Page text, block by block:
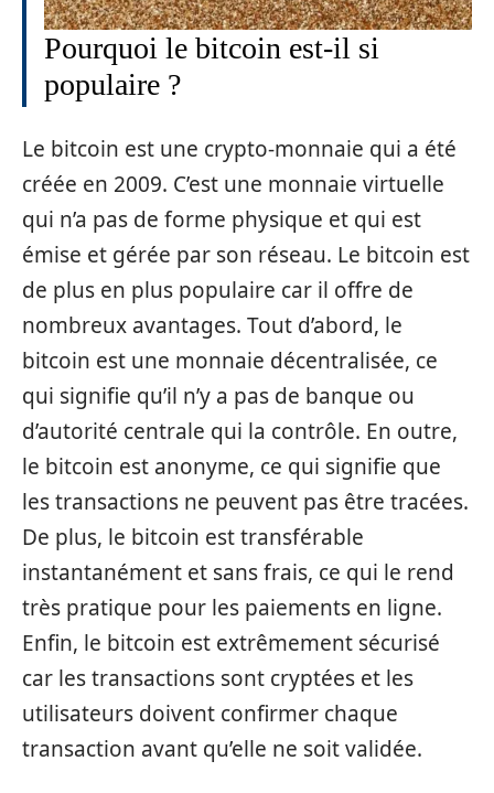
Pourquoi le bitcoin est-il si
populaire ?
Le bitcoin est une crypto-monnaie qui a été
créée en 2009. C’est une monnaie virtuelle
qui n’a pas de forme physique et qui est
émise et gérée par son réseau. Le bitcoin est
de plus en plus populaire car il offre de
nombreux avantages. Tout d’abord, le
bitcoin est une monnaie décentralisée, ce
qui signifie qu’il n’y a pas de banque ou
d’autorité centrale qui la contrôle. En outre,
le bitcoin est anonyme, ce qui signifie que
les transactions ne peuvent pas être tracées.
De plus, le bitcoin est transférable
instantanément et sans frais, ce qui le rend
très pratique pour les paiements en ligne.
Enfin, le bitcoin est extrêmement sécurisé
car les transactions sont cryptées et les
utilisateurs doivent confirmer chaque
transaction avant qu’elle ne soit validée.